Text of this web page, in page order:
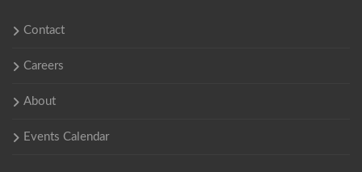
Contact
Careers
About
Events Calendar